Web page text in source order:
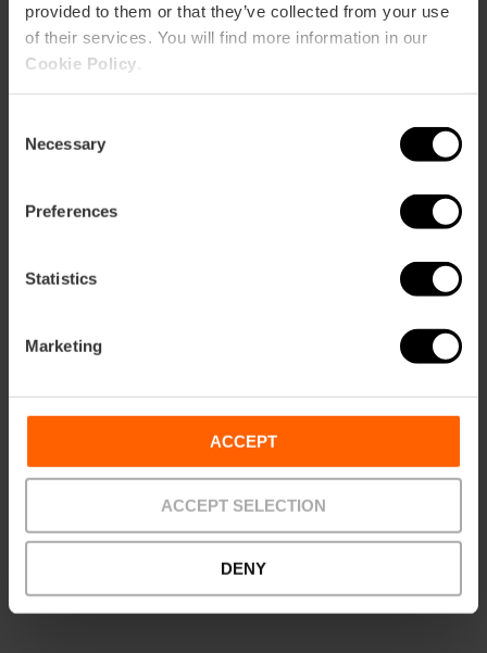
provided to them or that they’ve collected from your use
of their services. You will find more information in our
Cookie Policy
Selection
Necessary
Preferences
Statistics
Marketing
ACCEPT
ACCEPT SELECTION
DENY
Routebeschrijving